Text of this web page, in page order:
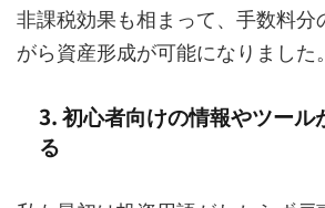
非課税効果も相まって、手数料分
がら資産形成が可能になりました。
3. 初心者向けの情報やツール
る